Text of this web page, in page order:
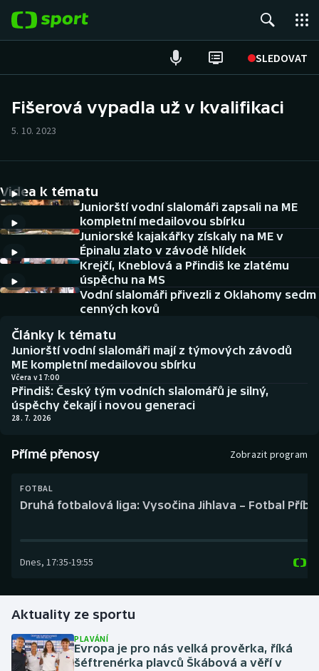
SLEDOVAT
Hokej
Tenis
Atletika
Cyklistika
DALŠÍ SPORTY
Americký fotbal
Baseball a softbal
Basketbal
Biatlon
Curling
Florbal
Golf
NEPŘEHLÉDNĚTE
Soutěže
Historické návraty
Aplikace ČT sport
Fišerová vypadla už v kvalifikaci
5. 10. 2023
Videa k tématu
Juniorští vodní slalomáři zapsali na ME
kompletní medailovou sbírku
Juniorské kajakářky získaly na ME v
Épinalu zlato v závodě hlídek
Krejčí, Kneblová a Přindiš ke zlatému
úspěchu na MS
Vodní slalomáři přivezli z Oklahomy sedm
cenných kovů
Články k tématu
Juniorští vodní slalomáři mají z týmových závodů
ME kompletní medailovou sbírku
Včera v 17:00
Přindiš: Český tým vodních slalomářů je silný,
úspěchy čekají i novou generaci
28. 7. 2026
Přímé přenosy Zobrazit program
FOTBAL
Druhá fotbalová liga: Vysočina Jihlava – Fotbal
Dnes, 17:35-19:55
Aktuality ze sportu
PLAVÁNÍ
Evropa je pro nás velká prověrka, říká
šéftrenérka plavců Škábová a věří v